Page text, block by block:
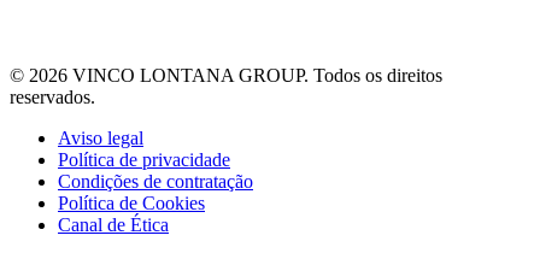
© 2026 VINCO LONTANA GROUP. Todos os direitos
reservados.
Aviso legal
Política de privacidade
Condições de contratação
Política de Cookies
Canal de Ética